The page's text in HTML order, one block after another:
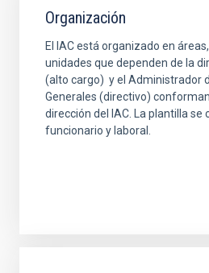
Organización
El IAC está organizado en
unidades que dependen de la
(alto cargo) y el Administrador
Generales (directivo)
dirección del IAC. La plantilla se
funcionario y laboral.